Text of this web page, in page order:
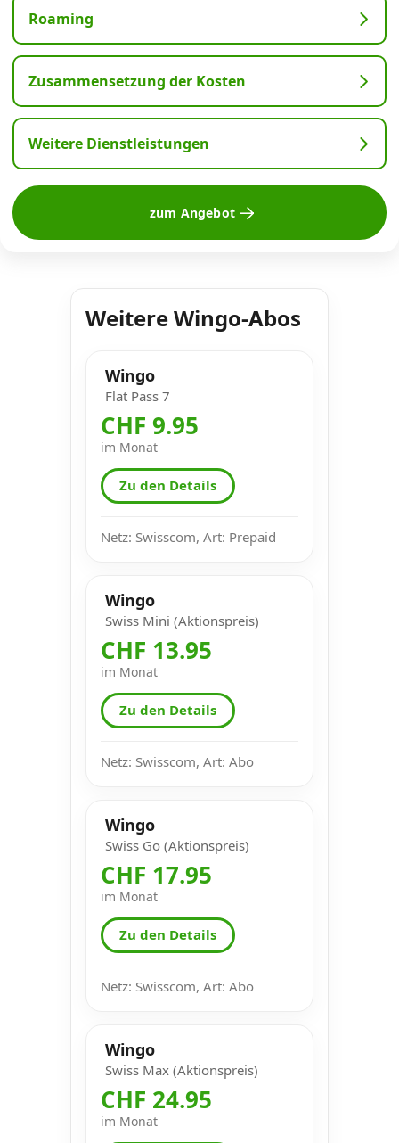
Roaming
Zusammensetzung der Kosten
Weitere Dienstleistungen
zum Angebot
Weitere Wingo-Abos
Wingo
Flat Pass 7
CHF 9.95
im Monat
Zu den Details
Netz: Swisscom, Art: Prepaid
Wingo
Swiss Mini (Aktionspreis)
CHF 13.95
im Monat
Zu den Details
Netz: Swisscom, Art: Abo
Wingo
Swiss Go (Aktionspreis)
CHF 17.95
im Monat
Zu den Details
Netz: Swisscom, Art: Abo
Wingo
Swiss Max (Aktionspreis)
CHF 24.95
im Monat